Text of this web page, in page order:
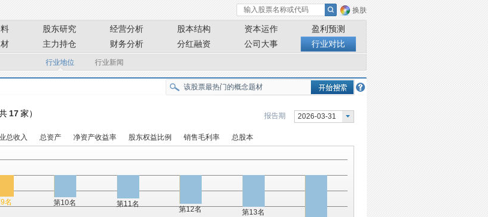
换肤
股东研究 经营分析 股本结构 资本运作
盈利预测
主力持仓 财务分析 分红融资 公司大事 行业对比
行业地位 行业新闻
17家） 2026-03-31
报告期
总收入 总资产 净资产收益率 股东权益比例 销售毛利率
总股本
名
第10名 第11名
第12名
第13名